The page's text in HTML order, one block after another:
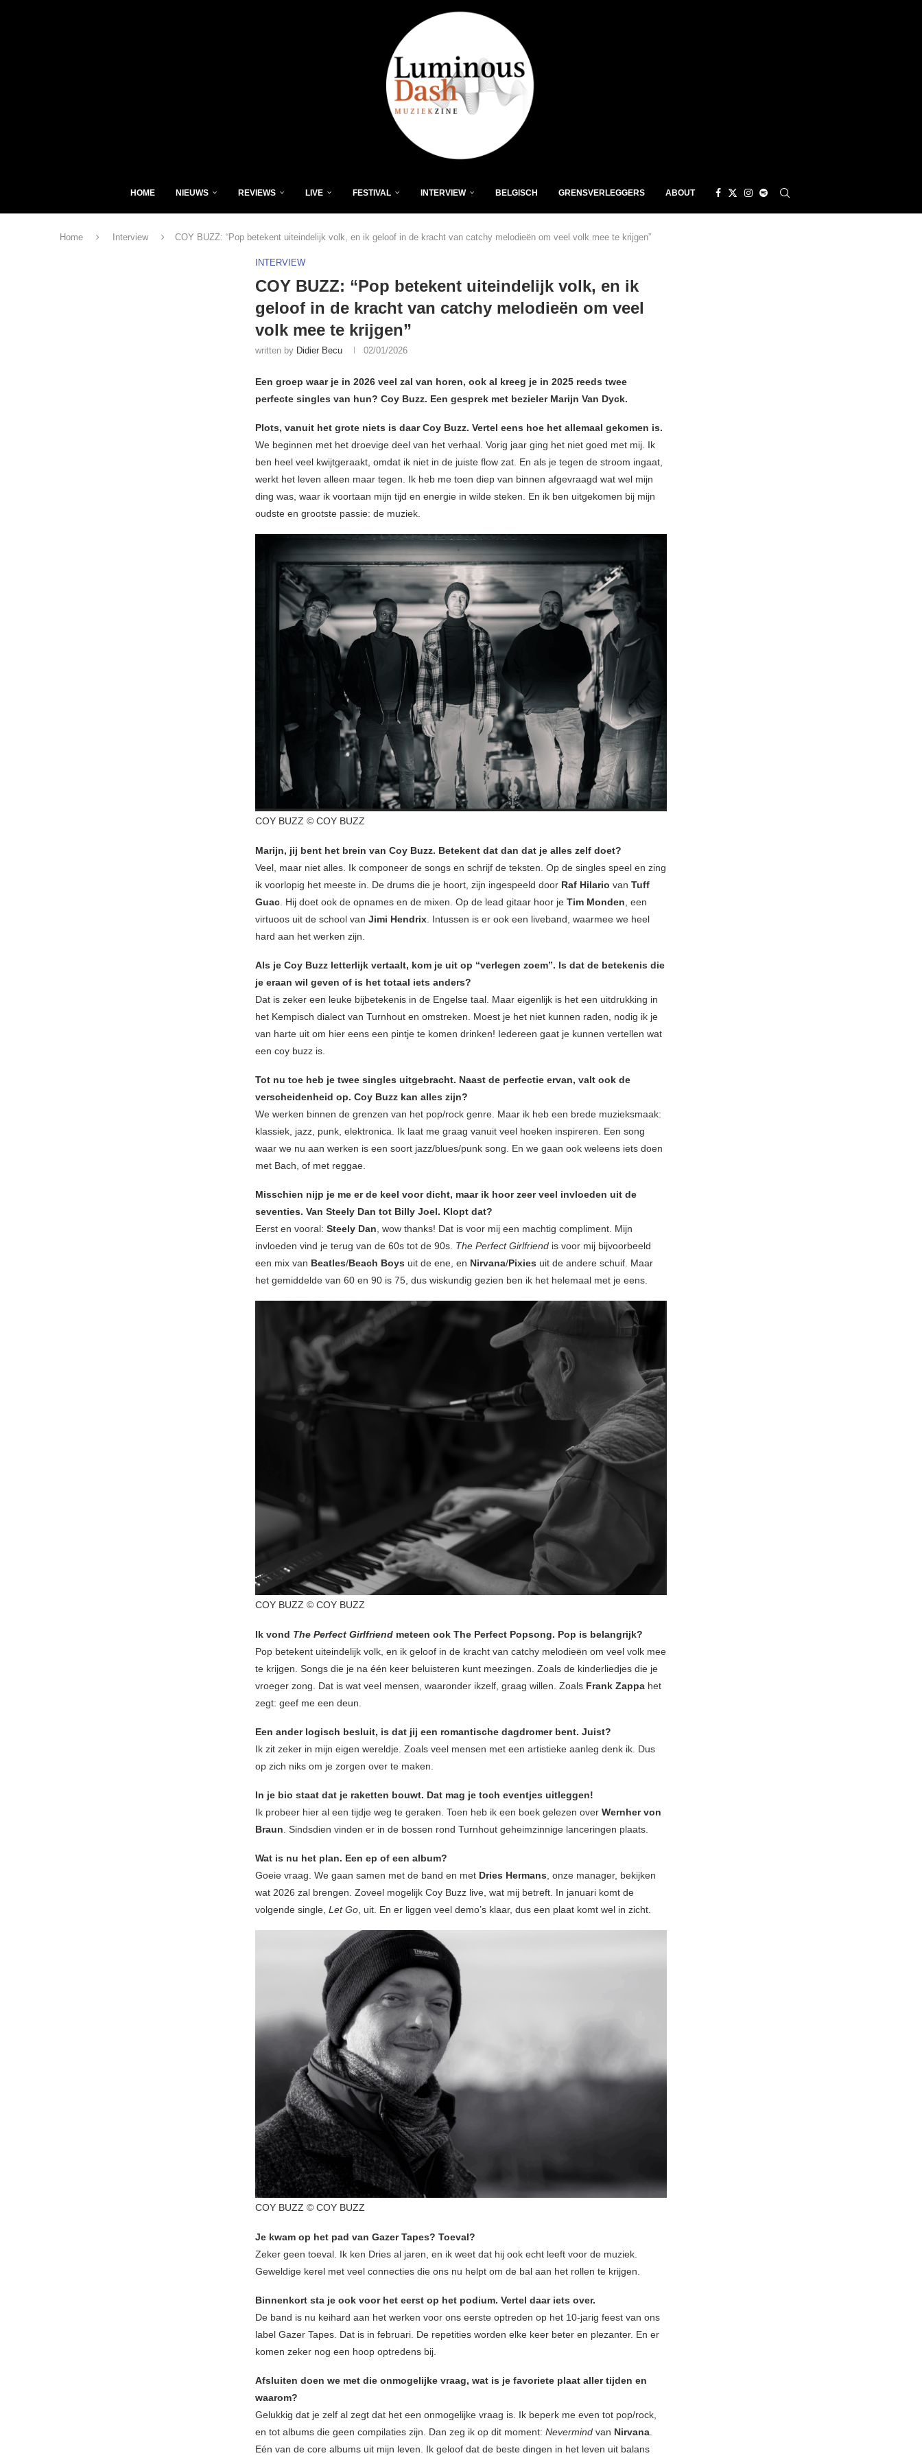
HOME NIEUWS REVIEWS LIVE FESTIVAL INTERVIEW BELGISCH GRENSVERLEGGERS ABOUT
Home Interview COY BUZZ: “Pop betekent uiteindelijk volk, en ik geloof in de kracht van catchy melodieën om veel volk mee te krijgen”
INTERVIEW
COY BUZZ: “Pop betekent uiteindelijk volk, en ik
geloof in de kracht van catchy melodieën om veel
volk mee te krijgen”
written by Didier Becu 02/01/2026
Een groep waar je in 2026 veel zal van horen, ook al kreeg je in 2025 reeds twee
perfecte singles van hun? Coy Buzz. Een gesprek met bezieler Marijn Van Dyck.
Plots, vanuit het grote niets is daar Coy Buzz. Vertel eens hoe het allemaal gekomen is.
We beginnen met het droevige deel van het verhaal. Vorig jaar ging het niet goed met mij. Ik
ben heel veel kwijtgeraakt, omdat ik niet in de juiste flow zat. En als je tegen de stroom ingaat,
werkt het leven alleen maar tegen. Ik heb me toen diep van binnen afgevraagd wat wel mijn
ding was, waar ik voortaan mijn tijd en energie in wilde steken. En ik ben uitgekomen bij mijn
oudste en grootste passie: de muziek.
COY BUZZ © COY BUZZ
Marijn, jij bent het brein van Coy Buzz. Betekent dat dan dat je alles zelf doet?
Veel, maar niet alles. Ik componeer de songs en schrijf de teksten. Op de singles speel en zing
ik voorlopig het meeste in. De drums die je hoort, zijn ingespeeld door Raf Hilario van Tuff
Guac . Hij doet ook de opnames en de mixen. Op de lead gitaar hoor je Tim Monden , een
virtuoos uit de school van Jimi Hendrix . Intussen is er ook een liveband, waarmee we heel
hard aan het werken zijn.
Als je Coy Buzz letterlijk vertaalt, kom je uit op “verlegen zoem”. Is dat de betekenis die
je eraan wil geven of is het totaal iets anders?
Dat is zeker een leuke bijbetekenis in de Engelse taal. Maar eigenlijk is het een uitdrukking in
het Kempisch dialect van Turnhout en omstreken. Moest je het niet kunnen raden, nodig ik je
van harte uit om hier eens een pintje te komen drinken! Iedereen gaat je kunnen vertellen wat
een coy buzz is.
Tot nu toe heb je twee singles uitgebracht. Naast de perfectie ervan, valt ook de
verscheidenheid op. Coy Buzz kan alles zijn?
We werken binnen de grenzen van het pop/rock genre. Maar ik heb een brede muzieksmaak:
klassiek, jazz, punk, elektronica. Ik laat me graag vanuit veel hoeken inspireren. Een song
waar we nu aan werken is een soort jazz/blues/punk song. En we gaan ook weleens iets doen
met Bach, of met reggae.
Misschien nijp je me er de keel voor dicht, maar ik hoor zeer veel invloeden uit de
seventies. Van Steely Dan tot Billy Joel. Klopt dat?
Eerst en vooral: Steely Dan , wow thanks! Dat is voor mij een machtig compliment. Mijn
invloeden vind je terug van de 60s tot de 90s. The Perfect Girlfriend is voor mij bijvoorbeeld
een mix van Beatles/Beach Boys uit de ene, en Nirvana/Pixies uit de andere schuif. Maar
het gemiddelde van 60 en 90 is 75, dus wiskundig gezien ben ik het helemaal met je eens.
COY BUZZ © COY BUZZ
Ik vond The Perfect Girlfriend meteen ook The Perfect Popsong. Pop is belangrijk?
Pop betekent uiteindelijk volk, en ik geloof in de kracht van catchy melodieën om veel volk mee
te krijgen. Songs die je na één keer beluisteren kunt meezingen. Zoals de kinderliedjes die je
vroeger zong. Dat is wat veel mensen, waaronder ikzelf, graag willen. Zoals Frank Zappa het
zegt: geef me een deun.
Een ander logisch besluit, is dat jij een romantische dagdromer bent. Juist?
Ik zit zeker in mijn eigen wereldje. Zoals veel mensen met een artistieke aanleg denk ik. Dus
op zich niks om je zorgen over te maken.
In je bio staat dat je raketten bouwt. Dat mag je toch eventjes uitleggen!
Ik probeer hier al een tijdje weg te geraken. Toen heb ik een boek gelezen over Wernher von
Braun . Sindsdien vinden er in de bossen rond Turnhout geheimzinnige lanceringen plaats.
Wat is nu het plan. Een ep of een album?
Goeie vraag. We gaan samen met de band en met Dries Hermans , onze manager, bekijken
wat 2026 zal brengen. Zoveel mogelijk Coy Buzz live, wat mij betreft. In januari komt de
volgende single, Let Go , uit. En er liggen veel demo’s klaar, dus een plaat komt wel in zicht.
COY BUZZ © COY BUZZ
Je kwam op het pad van Gazer Tapes? Toeval?
Zeker geen toeval. Ik ken Dries al jaren, en ik weet dat hij ook echt leeft voor de muziek.
Geweldige kerel met veel connecties die ons nu helpt om de bal aan het rollen te krijgen.
Binnenkort sta je ook voor het eerst op het podium. Vertel daar iets over.
De band is nu keihard aan het werken voor ons eerste optreden op het 10-jarig feest van ons
label Gazer Tapes. Dat is in februari. De repetities worden elke keer beter en plezanter. En er
komen zeker nog een hoop optredens bij.
Afsluiten doen we met die onmogelijke vraag, wat is je favoriete plaat aller tijden en
waarom?
Gelukkig dat je zelf al zegt dat het een onmogelijke vraag is. Ik beperk me even tot pop/rock,
en tot albums die geen compilaties zijn. Dan zeg ik op dit moment: Nevermind van Nirvana
Eén van de core albums uit mijn leven. Ik geloof dat de beste dingen in het leven uit balans